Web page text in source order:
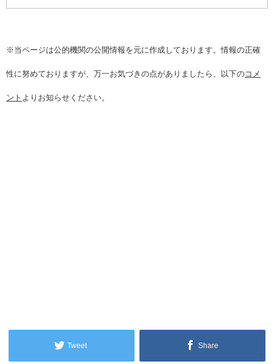
※当ページは公的機関の公開情報を元に作成しております。情報の正確
性に努めておりますが、万一お気づきの点がありましたら、以下のコメ
ント よりお知らせください。
Tweet Share